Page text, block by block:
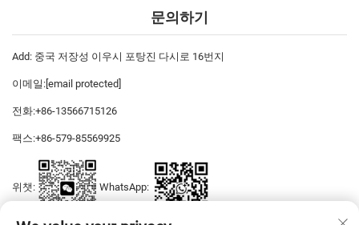
문의하기
Add: 중국 저장성 이우시 포탕진 다시로 16번지
이메일: [email protected]
전화:+86-13566715126
팩스:+86-579-85569925
위챗: WhatsApp: